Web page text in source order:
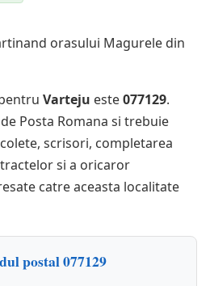
orasului Magurele din
Varteju este077129.
Posta Romana si trebuie
scrisori, completarea
si a oricaror
catre aceasta localitate
postal 077129